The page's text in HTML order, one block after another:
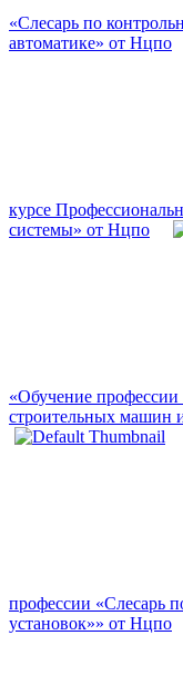
«Слесарь по
автоматике» от Нцпо
курсе
системы» от Нцпо
«Обучение
строительных машин
профессии «Слесарь
установок»» от Нцпо